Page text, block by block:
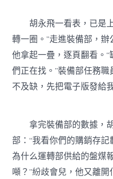
胡永飛一看表，已是上
轉一圈。”走進裝備部，辦
他拿起一疊，逐頁翻看。
們正在找。”裝備部任務
不及缺，先把電子版發給
拿完裝備部的數據，
部：“我看你們的購銷存
為什么運轉部供給的盤煤
噸？”紛歧會兒，他又離